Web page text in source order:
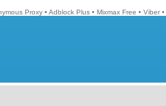
Proxy • Adblock Plus • Mixmax Free • Viber •